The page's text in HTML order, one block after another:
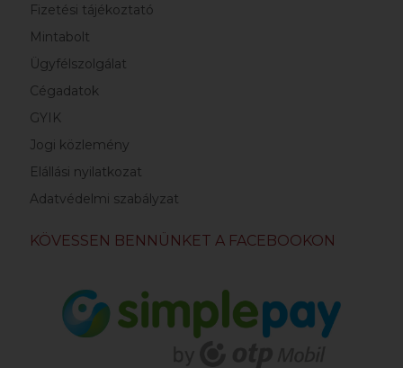
Fizetési tájékoztató
Mintabolt
Ügyfélszolgálat
Cégadatok
GYIK
Jogi közlemény
Elállási nyilatkozat
Adatvédelmi szabályzat
KÖVESSEN BENNÜNKET A FACEBOOKON